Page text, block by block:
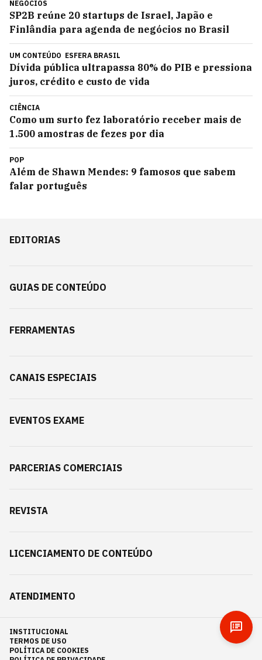
NEGÓCIOS
SP2B reúne 20 startups de Israel, Japão e
Finlândia para agenda de negócios no Brasil
UM CONTEÚDO ESFERA BRASIL
Dívida pública ultrapassa 80% do PIB e pressiona
juros, crédito e custo de vida
CIÊNCIA
Como um surto fez laboratório receber mais de
1.500 amostras de fezes por dia
POP
Além de Shawn Mendes: 9 famosos que sabem
falar português
EDITORIAS
GUIAS DE CONTEÚDO
FERRAMENTAS
CANAIS ESPECIAIS
EVENTOS EXAME
PARCERIAS COMERCIAIS
REVISTA
LICENCIAMENTO DE CONTEÚDO
ATENDIMENTO
INSTITUCIONAL
TERMOS DE USO
POLÍTICA DE COOKIES